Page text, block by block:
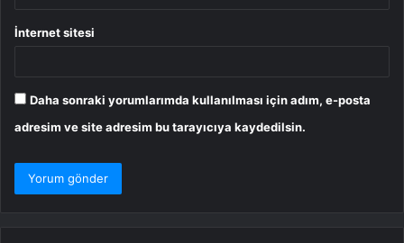
İnternet sitesi
Daha sonraki yorumlarımda kullanılması için adım, e-posta
adresim ve site adresim bu tarayıcıya kaydedilsin.